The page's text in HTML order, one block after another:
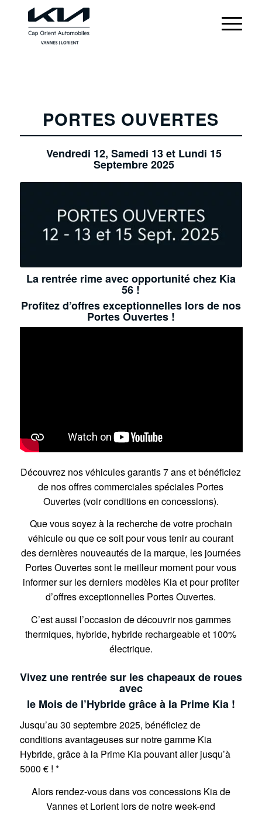
PORTES OUVERTES
Vendredi 12, Samedi 13 et Lundi 15
Septembre 2025
La rentrée rime avec opportunité chez Kia
56 !
Profitez d’offres exceptionnelles lors de nos
Portes Ouvertes !
Découvrez nos véhicules garantis 7 ans et bénéficiez
de nos offres commerciales spéciales Portes
Ouvertes (voir conditions en concessions).
Que vous soyez à la recherche de votre prochain
véhicule ou que ce soit pour vous tenir au courant
des dernières nouveautés de la marque, les journées
Portes Ouvertes sont le meilleur moment pour vous
informer sur les derniers modèles Kia et pour profiter
d’offres exceptionnelles Portes Ouvertes.
C’est aussi l’occasion de découvrir nos gammes
thermiques, hybride, hybride rechargeable et 100%
électrique.
Vivez une rentrée sur les chapeaux de roues
avec
le Mois de l’Hybride grâce à la Prime Kia !
Jusqu’au 30 septembre 2025, bénéficiez de
conditions avantageuses sur notre gamme Kia
Hybride, grâce à la Prime Kia pouvant aller jusqu’à
5000 € ! *
Alors rendez-vous dans vos concessions Kia de
Vannes et Lorient lors de notre week-end